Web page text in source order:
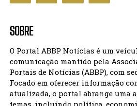
SOBRE
O Portal ABBP Notícias é um
comunicação mantido pela
Portais de Notícias (ABBP), com
Focado em oferecer informação
atualizada, o portal abrange uma
temas, incluindo política,